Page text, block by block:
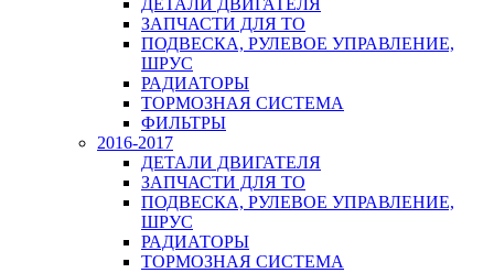
ДЕТАЛИ ДВИГАТЕЛЯ
ЗАПЧАСТИ ДЛЯ ТО
ПОДВЕСКА, РУЛЕВОЕ УПРАВЛЕНИЕ,
ШРУС
РАДИАТОРЫ
ТОРМОЗНАЯ СИСТЕМА
ФИЛЬТРЫ
2016-2017
ДЕТАЛИ ДВИГАТЕЛЯ
ЗАПЧАСТИ ДЛЯ ТО
ПОДВЕСКА, РУЛЕВОЕ УПРАВЛЕНИЕ,
ШРУС
РАДИАТОРЫ
ТОРМОЗНАЯ СИСТЕМА